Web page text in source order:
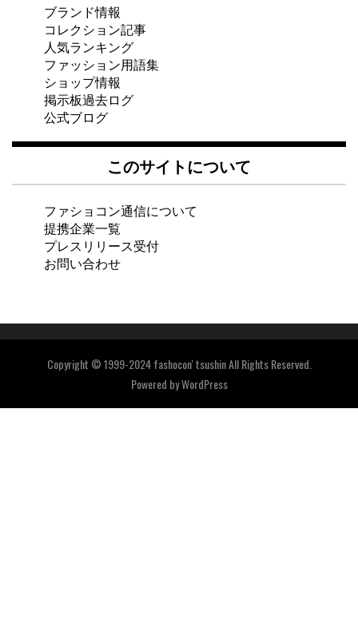
ブランド情報
コレクション記事
人気ランキング
ファッション用語集
ショップ情報
掲示板過去ログ
公式ブログ
このサイトについて
ファショコン通信について
提携企業一覧
プレスリリース受付
お問い合わせ
Copyright © 1999-2024 fashocon' tsushin All Rights Reserved.
Powered byWordPress